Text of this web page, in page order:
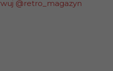
@retro_magazyn